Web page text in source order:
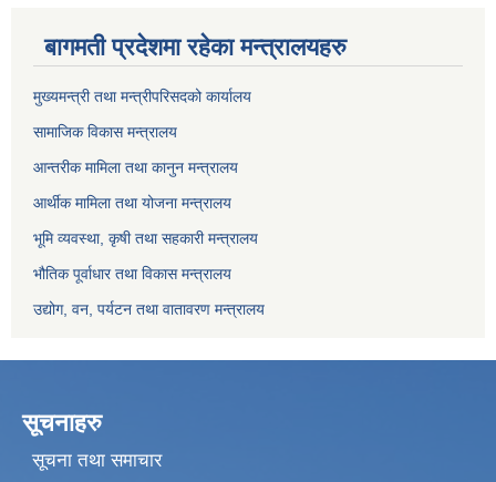
बागमती प्रदेशमा रहेका मन्त्रालयहरु
मुख्यमन्त्री तथा मन्त्रीपरिसदको कार्यालय
सामाजिक विकास मन्त्रालय
आन्तरीक मामिला तथा कानुन मन्त्रालय
आर्थीक मामिला तथा योजना मन्त्रालय
भूमि व्यवस्था, कृषी तथा सहकारी मन्त्रालय
भौतिक पूर्वाधार तथा विकास मन्त्रालय
उद्योग, वन, पर्यटन तथा वातावरण मन्त्रालय
सूचनाहरु
सूचना तथा समाचार